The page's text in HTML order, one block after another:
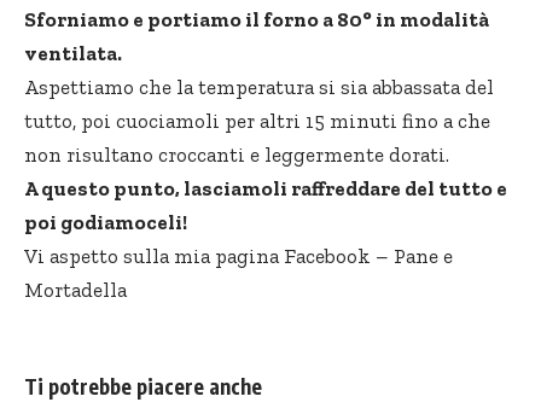
Sforniamo e portiamo il forno a 80° in modalità
ventilata.
Aspettiamo che la temperatura si sia abbassata del
tutto, poi cuociamoli per altri 15 minuti fino a che
non risultano croccanti e leggermente dorati.
A questo punto, lasciamoli raffreddare del tutto e
poi godiamoceli!
Vi aspetto sulla mia pagina Facebook – Pane e
Mortadella
Ti potrebbe piacere anche